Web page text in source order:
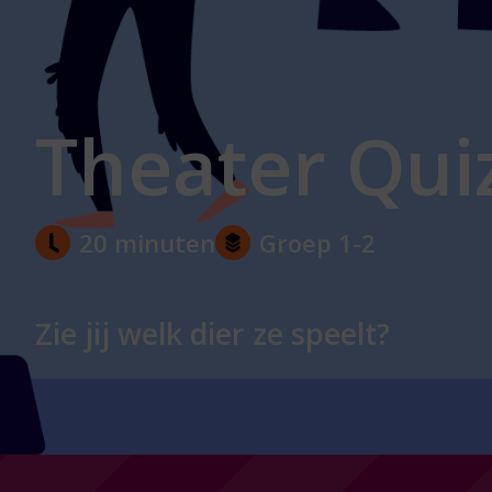
Theater
20 minuten Groep 1-2
Zie jij welk dier ze speelt?